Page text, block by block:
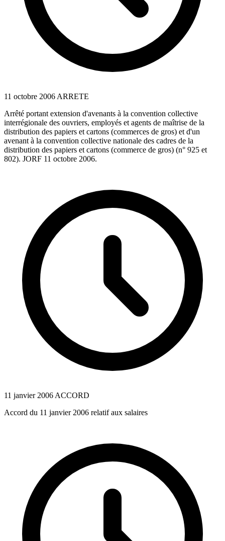
11 octobre 2006 ARRETE
Arrêté portant extension d'avenants à la convention collective
interrégionale des ouvriers, employés et agents de maîtrise de la
distribution des papiers et cartons (commerces de gros) et d'un
avenant à la convention collective nationale des cadres de la
distribution des papiers et cartons (commerce de gros) (n° 925 et
802). JORF 11 octobre 2006.
11 janvier 2006 ACCORD
Accord du 11 janvier 2006 relatif aux salaires